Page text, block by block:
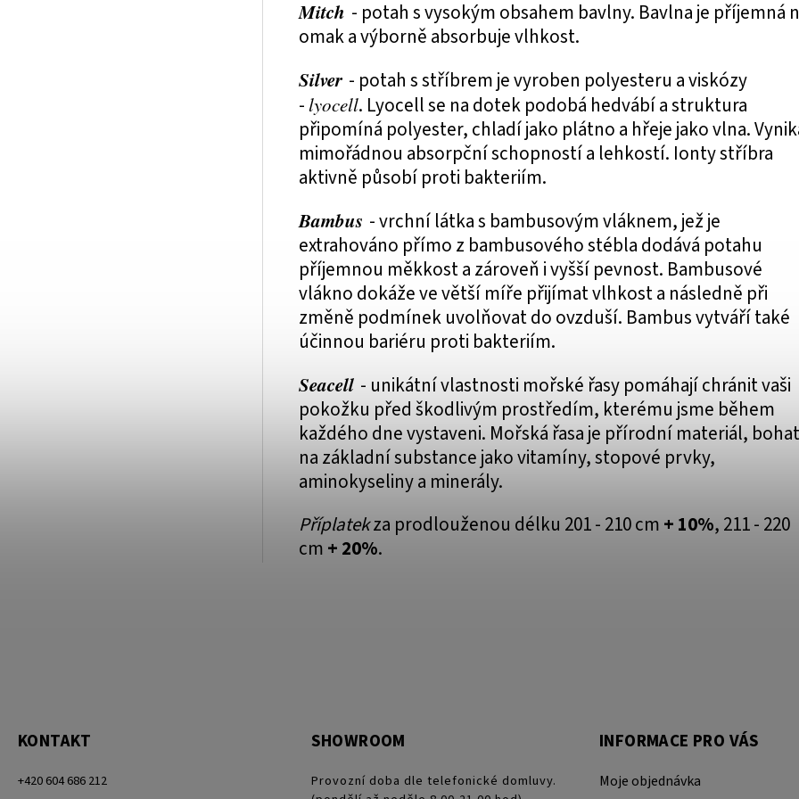
Mitch - potah s vysokým obsahem bavlny. Bavlna je příjemná
omak a výborně absorbuje vlhkost.
Silver - potah s stříbrem je vyroben polyesteru a viskózy
- lyocell. Lyocell se na dotek podobá hedvábí a struktura
připomíná polyester, chladí jako plátno a hřeje jako vlna.
mimořádnou absorpční schopností a lehkostí. Ionty stříbra
aktivně působí proti bakteriím.
Bambus - vrchní látka s bambusovým vláknem, jež je
extrahováno přímo z bambusového stébla dodává potahu
příjemnou měkkost a zároveň i vyšší pevnost. Bambusové
vlákno dokáže ve větší míře přijímat vlhkost a následně při
změně podmínek uvolňovat do ovzduší. Bambus vytváří také
účinnou bariéru proti bakteriím.
Seacell - unikátní vlastnosti mořské řasy pomáhají chránit vaši
pokožku před škodlivým prostředím, kterému jsme během
každého dne vystaveni. Mořská řasa je přírodní materiál,
na základní substance jako vitamíny, stopové prvky,
aminokyseliny a minerály.
Příplatekza prodlouženou délku 201 - 210 cm + 10%, 211 - 220
cm + 20%.
KONTAKT
+420 604 686 212
SHOWROOM
Provozní doba dle telefonické domluvy.
INFORMACE PRO VÁS
Moje objednávka